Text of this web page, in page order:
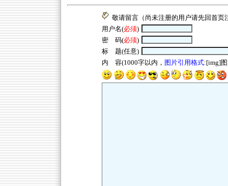
敬请留言（尚未注册的用户请先回首页
用户名(必须)
密 码(必须)
标 题(任意)
内 容(1000字以内， 图片引用格式:[img]